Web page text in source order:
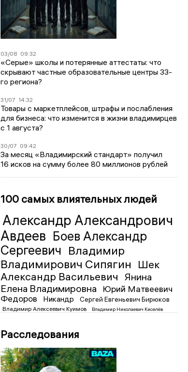
03/08 09:32
«Серые» школы и потерянные аттестаты: что
скрывают частные образовательные центры 33-
го региона?
31/07 14:32
Товары с маркетплейсов, штрафы и послабления
для бизнеса: что изменится в жизни владимирцев
с 1 августа?
30/07 09:42
За месяц «Владимирский стандарт» получил
16 исков на сумму более 80 миллионов рублей
100 самых влиятельных людей
Александр Александрович
Авдеев Боев Александр
Сергеевич Владимир
Владимирович Сипягин Шек
Александр Васильевич
Янина
Елена Владимировна
Юрий Матвеевич
Федоров
Никандр Сергей Евгеньевич Бирюков
Владимир Алексеевич Куимов Владимир Николаевич Киселёв
Расследования